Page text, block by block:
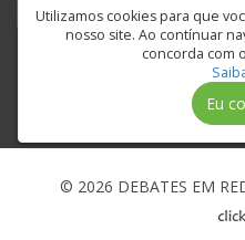
Utilizamos cookies para que
nosso site. Ao contínuar
concorda com
Eu
Cadastrar
© 2026 DEBATES EM